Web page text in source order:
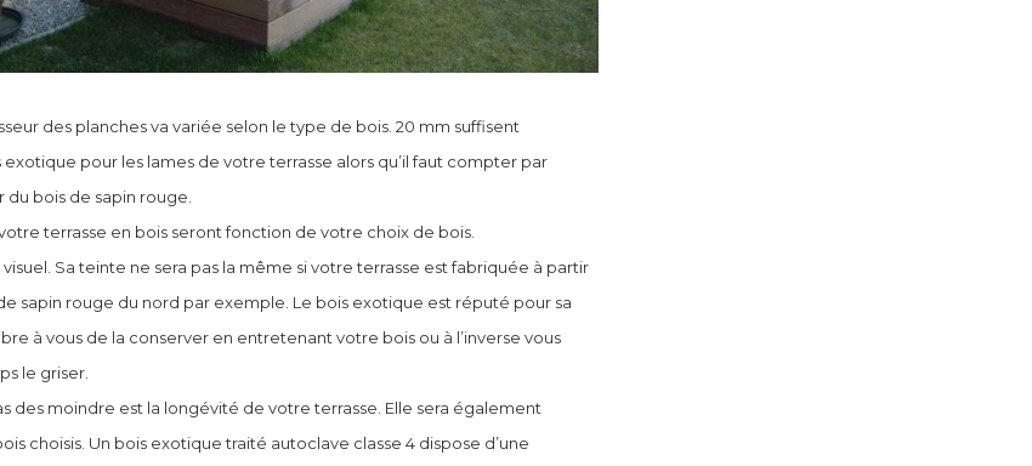
des planches va variée selon le type de bois. 20 mm suffisent
pour les lames de votre terrasse alors qu’il faut compter par
bois de sapin rouge.
terrasse en bois seront fonction de votre choix de bois.
visuel. Sa teinte ne sera pas la même si votre terrasse est fabriquée à partir
sapin rouge du nord par exemple. Le bois exotique est réputé pour sa
à vous de la conserver en entretenant votre bois ou à l’inverse vous
le griser.
des moindre est la longévité de votre terrasse. Elle sera également
choisis. Un bois exotique traité autoclave classe 4 dispose d’une